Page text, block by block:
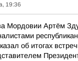
19:36
Мордовии Артём
об итогах